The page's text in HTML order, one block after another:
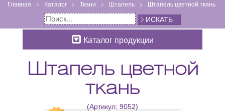
Главная Каталог Ткани Штапель Штапель цветной ткань
ИСКАТЬ
Каталог продукции
Штапель цветной
ткань
(Артикул: 9052)